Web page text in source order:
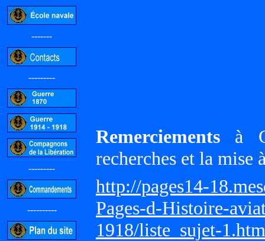
-------
---------
---------
----------
Remerciements à
recherches et la mise
http://pages14-
Pages-d-Histoire-
1918/liste_sujet-1.htm